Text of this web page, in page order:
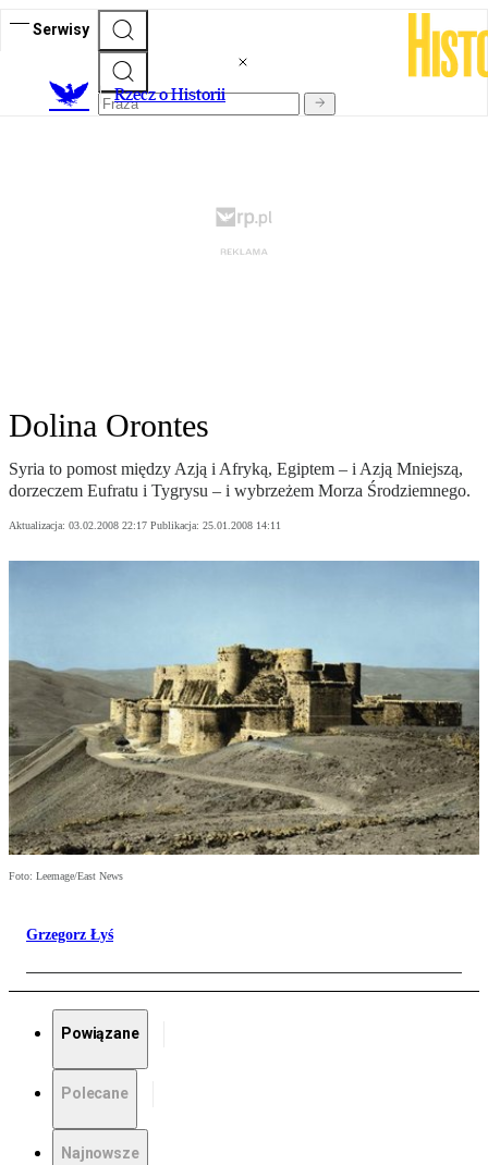
Serwisy
Rzecz o Historii
Dolina Orontes
Syria to pomost między Azją i Afryką, Egiptem – i Azją Mniejszą,
dorzeczem Eufratu i Tygrysu – i wybrzeżem Morza Środziemnego.
Aktualizacja: 03.02.2008 22:17 Publikacja: 25.01.2008 14:11
Foto: Leemage/East News
Grzegorz Łyś
Powiązane
Polecane
Najnowsze